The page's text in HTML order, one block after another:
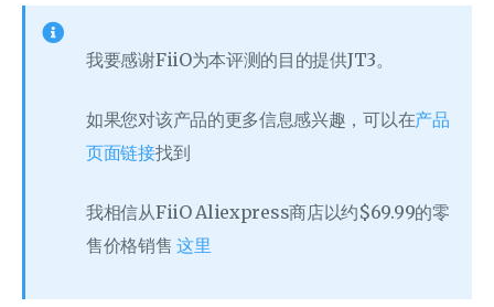
我要感谢FiiO为本评测的目的提供JT3。
如果您对该产品的更多信息感兴趣，可以在产品
页面链接找到
我相信从FiiO Aliexpress商店以约$69.99的零
售价格销售这里